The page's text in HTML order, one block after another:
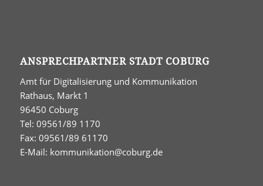
ANSPRECHPARTNER STADT COBURG
Amt für Digitalisierung und Kommunikation
Rathaus, Markt 1
96450 Coburg
Tel: 09561/89 1170
Fax: 09561/89 61170
E-Mail: kommunikation@coburg.de